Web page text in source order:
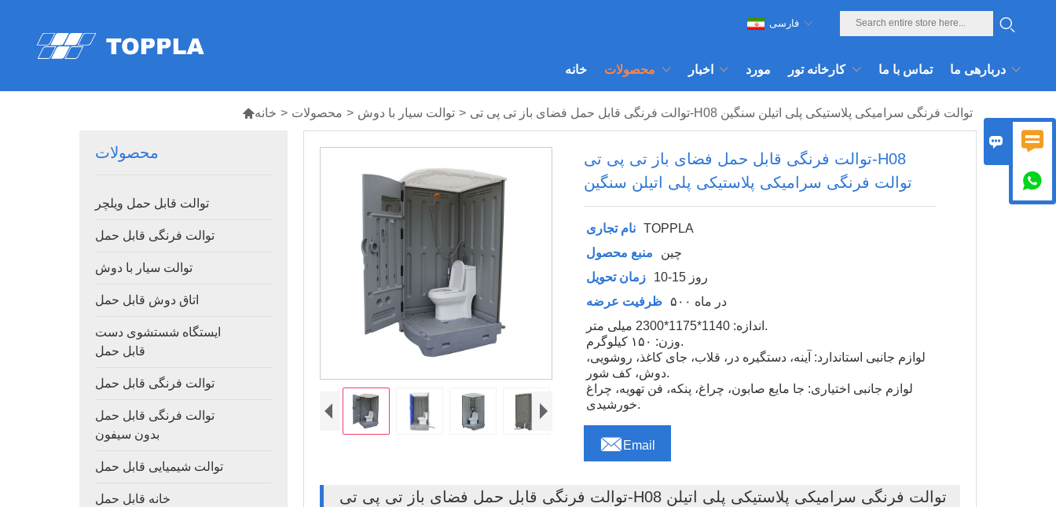
خانه محصولات اخبار مورد کارخانه تور تماس با ما دربارهی ما
فارسی
خانه > محصولات > توالت سیار با دوش > توالت فرنگی قابل حمل فضای باز تی پی تی-H08 توالت فرنگی سرامیکی پلاستیکی پلی اتیلن سنگین
محصولات
توالت قابل حمل ویلچر
توالت فرنگی قابل حمل
توالت سیار با دوش
اتاق دوش قابل حمل
ایستگاه شستشوی دست
قابل حمل
توالت فرنگی قابل حمل
توالت فرنگی قابل حمل
بدون سیفون
توالت شیمیایی قابل حمل
خانه قابل حمل
توالت فرنگی قابل حمل فضای باز تی پی تی-H08
توالت فرنگی سرامیکی پلاستیکی پلی اتیلن سنگین
نام تجاری
TOPPLA
منبع محصول
چین
زمان تحویل
10-15 روز
ظرفیت عرضه
۵۰۰ در ماه
اندازه: 1140*1175*2300 میلی متر.
وزن: ۱۵۰ کیلوگرم.
لوازم جانبی استاندارد: آینه، دستگیره در، قلاب، جای کاغذ، روشویی،
دوش، کف شور.
لوازم جانبی اختیاری: جا مایع صابون، چراغ، پنکه، فن تهویه، چراغ
خورشیدی.
 Email
توالت فرنگی قابل حمل فضای باز تی پی تی-H08 توالت فرنگی سرامیکی پلاستیکی پلی اتیلن
 
